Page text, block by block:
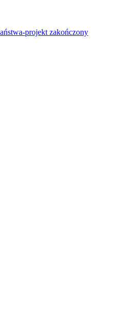
projekt zakończony